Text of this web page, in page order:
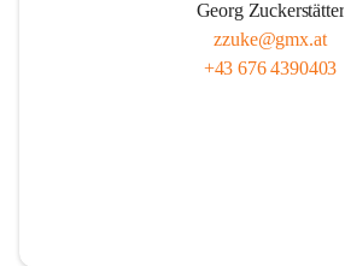
Georg Zuckerstätter
zzuke@gmx.at
+43 676 4390403